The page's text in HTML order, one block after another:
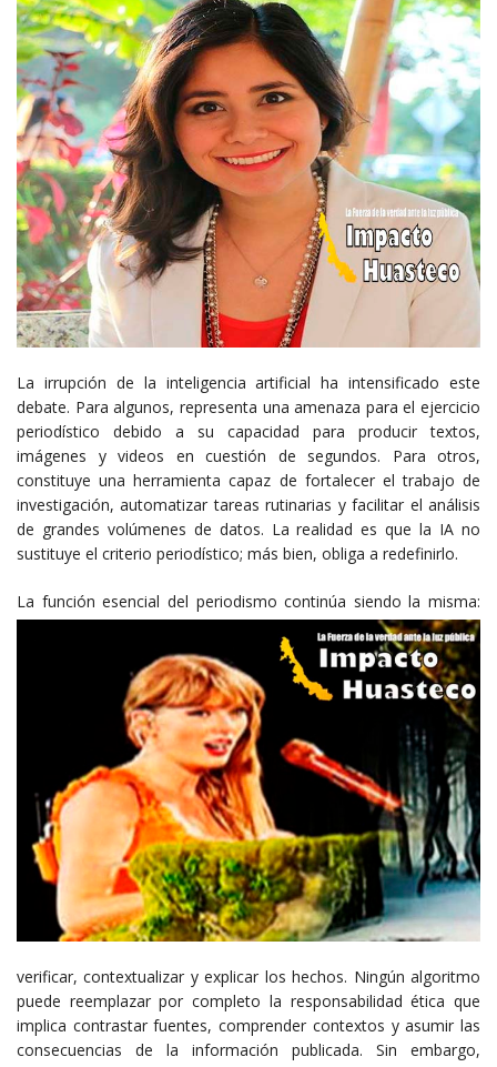
La irrupción de la inteligencia artificial ha intensificado este
debate. Para algunos, representa una amenaza para el ejercicio
periodístico debido a su capacidad para producir textos,
imágenes y videos en cuestión de segundos. Para otros,
constituye una herramienta capaz de fortalecer el trabajo de
investigación, automatizar tareas rutinarias y facilitar el análisis
de grandes volúmenes de datos. La realidad es que la IA no
sustituye el criterio periodístico; más bien, obliga a redefinirlo.
La función esencial del periodismo continúa siendo la misma:
verificar, contextualizar y explicar los hechos. Ningún algoritmo
puede reemplazar por completo la responsabilidad ética que
implica contrastar fuentes, comprender contextos y asumir las
consecuencias de la información publicada. Sin embargo,